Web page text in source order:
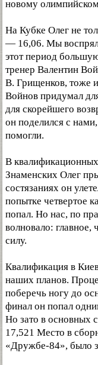
новому
На Кубке Олег не
— 16,06. Мы
этот период
тренер Валентин
В. Грищенков, тоже
Войнов придумал
для скорейшего
он поделился с
помогли.
В
Знаменских Олег
состязаниях он
попытке четвертое
попал. Но нас, по
волновало:
силу.
Квалификация в
наших планов.
поберечь ногу до
финал он попал
Но зато в основных
17,521 Место в
«Дружбе-84», было